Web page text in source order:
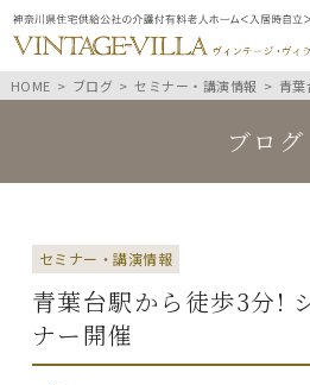
HOME
ブログ セミナー・講演情報 青葉
ブログ
セミナー・講演情報
青葉台駅から徒歩3分!
ナー開催